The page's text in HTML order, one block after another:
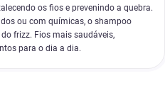
os fios e prevenindo a quebra.
ou com químicas, o shampoo
frizz. Fios mais saudáveis,
para o dia a dia.